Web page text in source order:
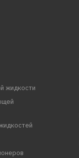
жидкости